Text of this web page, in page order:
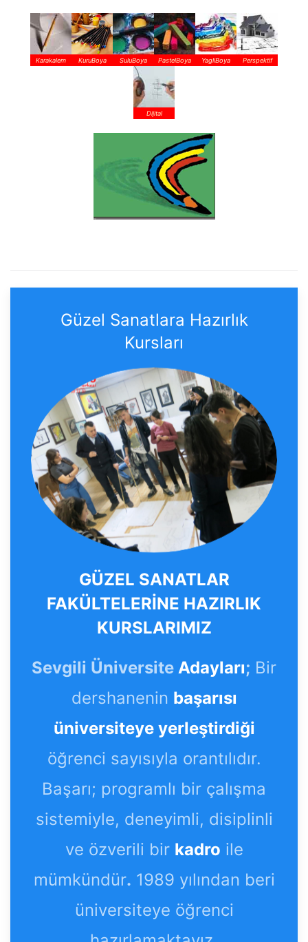
Karakalem KuruBoya SuluBoya PastelBoya YagliBoya Perspektif
Dijital
Güzel Sanatlara Hazırlık
Kursları
GÜZEL SANATLAR
FAKÜLTELERİNE HAZIRLIK
KURSLARIMIZ
Sevgili Üniversite Adayları; Bir
dershanenin başarısı
üniversiteye yerleştirdiği
öğrenci sayısıyla orantılıdır.
Başarı; programlı bir çalışma
sistemiyle, deneyimli, disiplinli
ve özverili bir kadro ile
mümkündür. 1989 yılından beri
üniversiteye öğrenci